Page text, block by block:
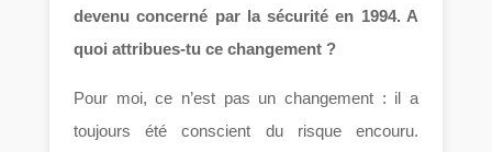
devenu concerné par la sécurité en 1994. A
quoi attribues-tu ce changement ?
Pour moi, ce n’est pas un changement : il a
toujours été conscient du risque encouru.